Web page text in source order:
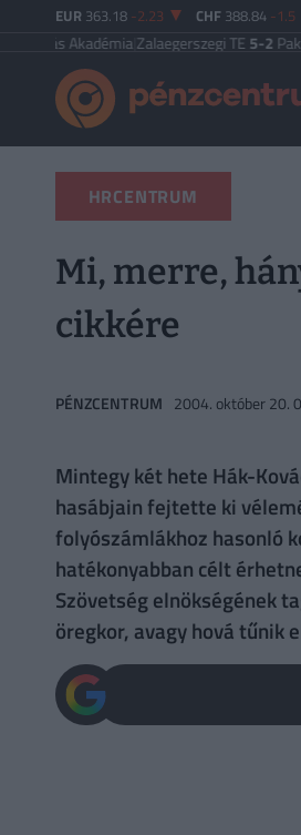
EUR 363.18 -2.23 CHF 388.84 -1.5
Akadémia|Zalaegerszegi TE5-2Paksi FC|
HRCENTRUM
Mi, merre,
cikkére
PÉNZCENTRUM 2004. október 20.
Mintegy két hete Hák-
hasábjain fejtette ki
folyószámlákhoz hasonló
hatékonyabban célt
Szövetség elnökségének
öregkor, avagy hová tűnik